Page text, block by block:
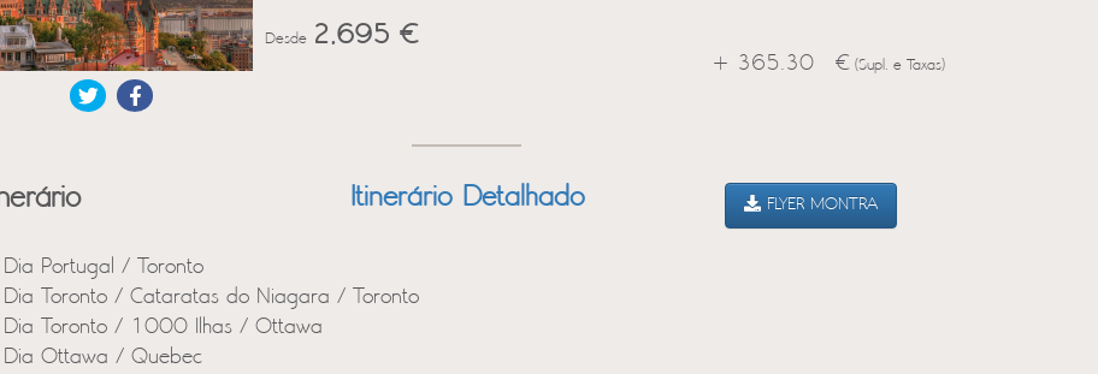
Desde 2,695 €
+ 365.30 € (Supl. e Taxas)
Itinerário Detalhado FLYER MONTRA
Dia Portugal / Toronto
Dia Toronto / Cataratas do Niagara / Toronto
Dia Toronto / 1000 Ilhas / Ottawa
Dia Ottawa / Quebec